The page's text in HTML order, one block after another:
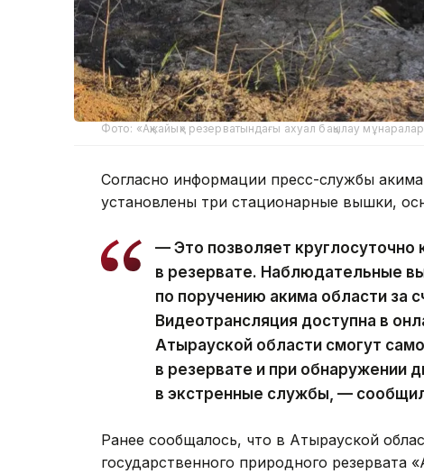
Фото: «Ақжайық» резерватындағы ахуал бақылау
Согласно информации пресс-службы
установлены три стационарные вышки,
— Это позволяет круглосуточно
в резервате. Наблюдательные
по поручению акима области за
Видеотрансляция доступна в
Атырауской области смогут
в резервате и при обнаружении
в экстренные службы, —
Ранее сообщалось, что в Атырауской
государственного природного резервата